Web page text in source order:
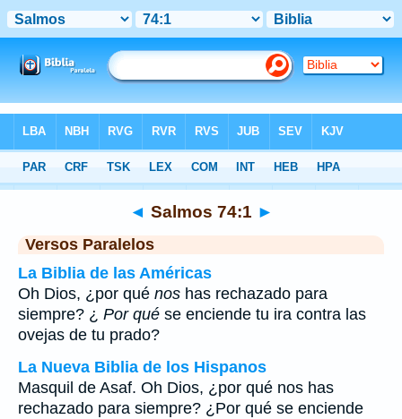
>Salmos Capítulo 74 > Verso 1
◄ Salmos 74:1 ►
Versos Paralelos
La Biblia de las Américas
Oh Dios, ¿por qué nos has rechazado para
siempre? ¿ Por qué se enciende tu ira contra las
ovejas de tu prado?
La Nueva Biblia de los Hispanos
Masquil de Asaf. Oh Dios, ¿por qué nos has
rechazado para siempre? ¿Por qué se enciende